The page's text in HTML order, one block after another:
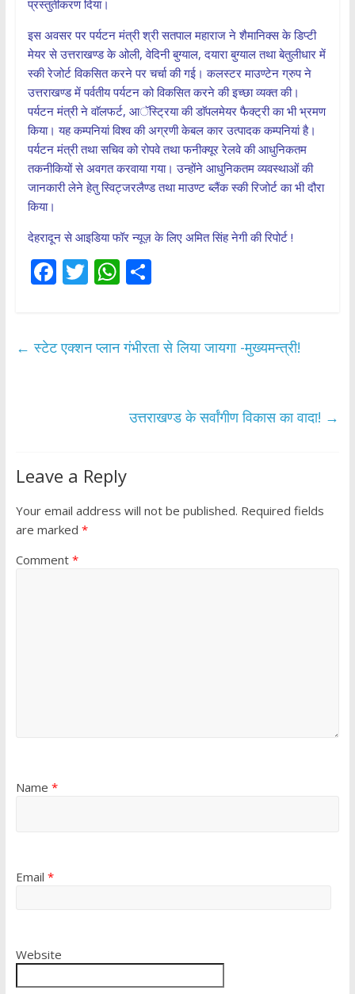
प्रस्तुतीकरण दिया।
इस अवसर पर पर्यटन मंत्री श्री सतपाल महाराज ने शैमानिक्स के डिप्टी
मेयर से उत्तराखण्ड के ओली, वेदिनी बुग्याल, दयारा बुग्याल तथा बेतुलीधार में
स्की रेजोर्ट विकसित करने पर चर्चा की गई। कलस्टर माउण्टेन ग्रुप ने
उत्तराखण्ड में पर्वतीय पर्यटन को विकसित करने की इच्छा व्यक्त की।
पर्यटन मंत्री ने वाॅलफर्ट, आॅस्ट्रिया की डाॅपलमेयर फैक्ट्री का भी भ्रमण
किया। यह कम्पनियां विश्व की अग्रणी केबल कार उत्पादक कम्पनियां है।
पर्यटन मंत्री तथा सचिव को रोपवे तथा फनीक्यूर रेलवे की आधुनिकतम
तकनीकियों से अवगत करवाया गया। उन्होंने आधुनिकतम व्यवस्थाओं की
जानकारी लेने हेतु स्विट्जरलैण्ड तथा माउण्ट ब्लैंक स्की रिजोर्ट का भी दौरा
किया।
देहरादून से आइडिया फॉर न्यूज़ के लिए अमित सिंह नेगी की रिपोर्ट !
F
b
T
er
W
s
p
S
e
← स्टेट एक्शन प्लान गंभीरता से लिया जायगा -मुख्यमन्त्री!
उत्तराखण्ड के सर्वांगीण विकास का वादा! →
Leave a Reply
Your email address will not be published. Required fields
are marked *
Comment *
Name *
Email *
Website